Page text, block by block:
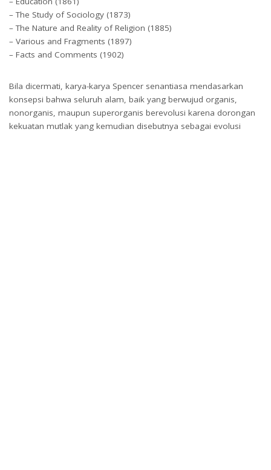
– The Study of Sociology (1873)
– The Nature and Reality of Religion (1885)
– Various and Fragments (1897)
– Facts and Comments (1902)
Bila dicermati, karya-karya Spencer senantiasa mendasarkan
konsepsi bahwa seluruh alam, baik yang berwujud organis,
nonorganis, maupun superorganis berevolusi karena dorongan
kekuatan mutlak yang kemudian disebutnya sebagai evolusi